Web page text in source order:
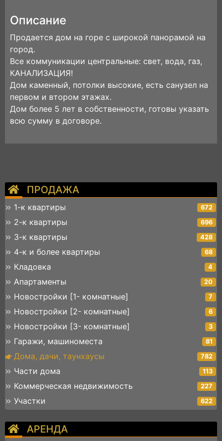
ПРОДАЖА
1-к квартиры 672
2-к квартиры 696
3-к квартиры 428
4-к и более квартиры 68
Кладовка 4
Апартаменты 20
Новостройки [1- комнатные] 7
Новостройки [2- комнатные] 6
Новостройки [3- комнатные] 3
Гаражи, машиноместа 81
Дома, дачи, таунхаусы 782
Части дома 113
Коммерческая недвижимость 227
Участки 622
АРЕНДА
Описание
Продается дом на горе с широкой панорамой на
город.
Все коммуникации центральные: свет, вода, газ,
КАНАЛИЗАЦИЯ!
Дом каменный, потолки высокие, есть санузел на
первом и втором этажах.
Дом более 5 лет в собственности, готовы указать
всю сумму в договоре.